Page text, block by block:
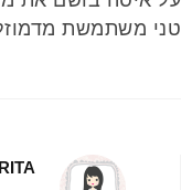
טני משתמשת